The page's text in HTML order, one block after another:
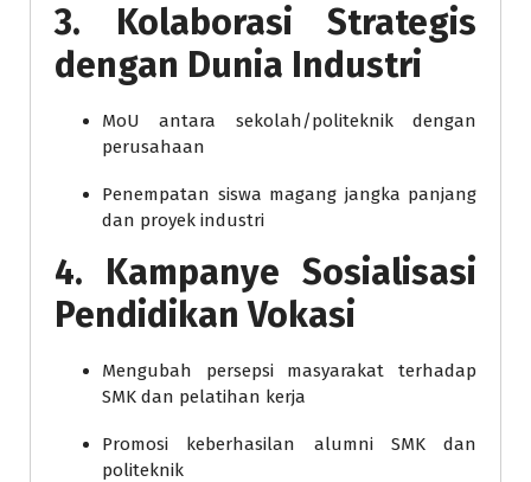
3. Kolaborasi Strategis
dengan Dunia Industri
MoU antara sekolah/politeknik dengan
perusahaan
Penempatan siswa magang jangka panjang
dan proyek industri
4. Kampanye Sosialisasi
Pendidikan Vokasi
Mengubah persepsi masyarakat terhadap
SMK dan pelatihan kerja
Promosi keberhasilan alumni SMK dan
politeknik